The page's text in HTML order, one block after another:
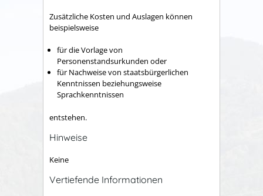
Zusätzliche Kosten und Auslagen können
beispielsweise
für die Vorlage von
Personenstandsurkunden oder
für Nachweise von staatsbürgerlichen
Kenntnissen beziehungsweise
Sprachkenntnissen
entstehen.
Hinweise
Keine
Vertiefende Informationen